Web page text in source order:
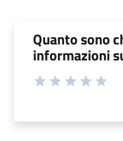
Quanto sono
informazioni